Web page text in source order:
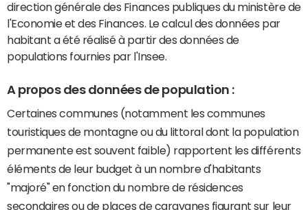
direction générale des Finances publiques du ministère de
l'Economie et des Finances. Le calcul des données par
habitant a été réalisé à partir des données de
populations fournies par l'Insee.
A propos des données de population :
Certaines communes (notamment les communes
touristiques de montagne ou du littoral dont la population
permanente est souvent faible) rapportent les différents
éléments de leur budget à un nombre d'habitants
"majoré" en fonction du nombre de résidences
secondaires ou de places de caravanes figurant sur leur